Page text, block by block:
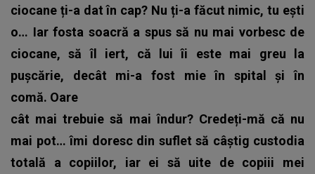
ciocane ți-a dat în cap? Nu ți-a făcut nimic, tu ești
o… Iar fosta soacră a spus să nu mai vorbesc de
ciocane, să îl iert, că lui îi este mai greu la
pușcărie, decât mi-a fost mie în spital și în
comă. Oare
cât mai trebuie să mai îndur? Credeți-mă că nu
mai pot… îmi doresc din suflet să câștig custodia
totală a copiilor, iar ei să uite de copiii mei